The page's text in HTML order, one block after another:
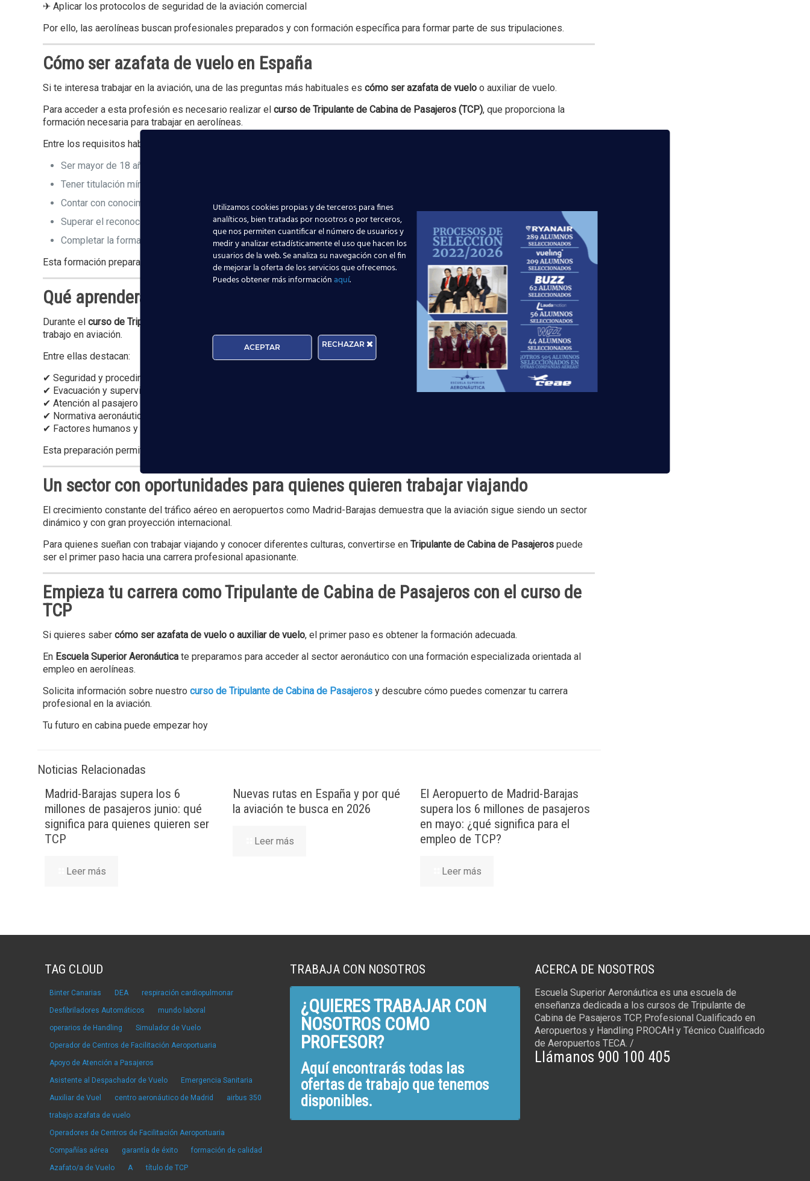
✈ Aplicar los protocolos de seguridad de la aviación comercial
Por ello, las aerolíneas buscan profesionales preparados y con formación específica para formar parte de sus tripulaciones.
Cómo ser azafata de vuelo en España
Si te interesa trabajar en la aviación, una de las preguntas más habituales escómo ser azafata de vuelo o auxiliar de vuelo.
Para acceder a esta profesión es necesario realizar elcurso de Tripulante de Cabina de Pasajeros (TCP), que proporciona la
formación necesaria para trabajar en aerolíneas.
Entre los requisitos habituales se encuentran:
Ser mayor de 18 años
Tener titulación mínima requerida
Contar con conocimientos de inglés
Superar el reconocimiento médico aeronáutico
Completar la formación oficial de TCP
Esta formación prepara a los futuros tripulantes para afrontar las responsabilidades del trabajo en cabina.
Qué aprenderás en el curso de Tripulante de Cabina
Durante elcurso de Tripulante de Cabina de Pasajeros
, los alumnos reciben formación en diferentes áreas fundamentales para el
trabajo en aviación.
Entre ellas destacan:
✔ Seguridad y procedimientos de emergencia
✔ Evacuación y supervivencia
✔ Atención al pasajero
✔ Normativa aeronáutica
✔ Factores humanos y trabajo en equipo
Esta preparación permite acceder a procesos de selección de compañías aéreas y comenzar una carrera profesional en el sector.
Un sector con oportunidades para quienes quieren trabajar viajando
El crecimiento constante del tráfico aéreo en aeropuertos como Madrid-Barajas demuestra que la aviación sigue siendo un sector
dinámico y con gran proyección internacional.
Para quienes sueñan con trabajar viajando y conocer diferentes culturas, convertirse enTripulante de Cabina de Pasajeros puede
ser el primer paso hacia una carrera profesional apasionante.
Empieza tu carrera como Tripulante de Cabina de Pasajeros con el curso de
TCP
Si quieres sabercómo ser azafata de vuelo o auxiliar de vuelo, el primer paso es obtener la formación adecuada.
En Escuela Superior Aeronáutica te preparamos para acceder al sector aeronáutico con una formación especializada orientada al
empleo en aerolíneas.
Solicita información sobre nuestrocurso de Tripulante de Cabina de Pasajeros y descubre cómo puedes comenzar tu carrera
profesional en la aviación.
Tu futuro en cabina puede empezar hoy
Noticias Relacionadas
Madrid-Barajas supera los 6
millones de pasajeros junio: qué
significa para quienes quieren ser
TCP
Leer más
Nuevas rutas en España y por qué
la aviación te busca en 2026
Leer más
El Aeropuerto de Madrid-Barajas
supera los 6 millones de pasajeros
en mayo: ¿qué significa para el
empleo de TCP?
Leer más
TAG CLOUD
Binter Canarias DEA respiración cardiopulmonar
Desfibriladores Automáticos mundo laboral
operarios de Handling Simulador de Vuelo
Operador de Centros de Facilitación Aeroportuaria
Apoyo de Atención a Pasajeros
Asistente al Despachador de Vuelo Emergencia Sanitaria
Auxiliar de Vuel centro aeronáutico de Madrid airbus 350
trabajo azafata de vuelo
Operadores de Centros de Facilitación Aeroportuaria
Compañías aérea garantía de éxito formación de calidad
Azafato/a de Vuelo A título de TCP
TRABAJA CON NOSOTROS
¿QUIERES TRABAJAR CON
NOSOTROS COMO
PROFESOR?
Aquí encontrarás todas las
ofertas de trabajo que tenemos
disponibles.
ACERCA DE NOSOTROS
Escuela Superior Aeronáutica es una escuela de
enseñanza dedicada a los cursos de Tripulante de
Cabina de Pasajeros TCP, Profesional Cualificado en
Aeropuertos y Handling PROCAH y Técnico Cualificado
de Aeropuertos TECA. /
Llámanos 900 100 405
Utilizamos cookies propias y de terceros para fines
analíticos, bien tratadas por nosotros o por terceros,
que nos permiten cuantificar el número de usuarios y
medir y analizar estadísticamente el uso que hacen los
usuarios de la web. Se analiza su navegación con el fin
de mejorar la oferta de los servicios que ofrecemos.
Puedes obtener más informaciónaquí.
ACEPTAR RECHAZAR